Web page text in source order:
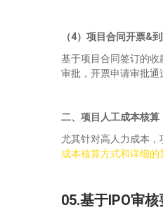
（4） 项目合同开票&
基于项目合同签订的
审批，开票申请审批通
二、项目人工成本核算
尤其针对高人力成本
成本核算方式和详细的
05.基于IPO审核